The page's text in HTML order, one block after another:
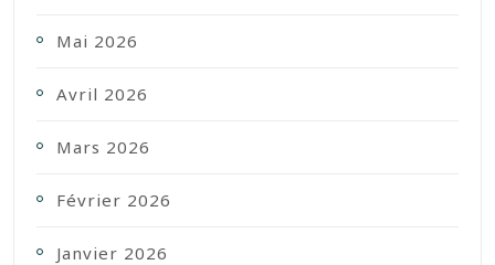
Mai 2026
Avril 2026
Mars 2026
Février 2026
Janvier 2026